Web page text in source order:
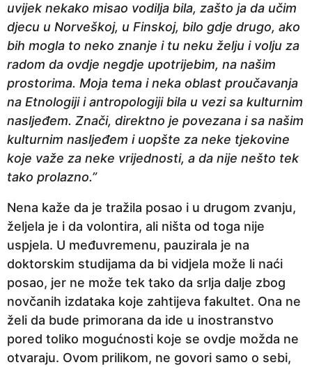
uvijek nekako misao vodilja bila, zašto ja da učim
djecu u Norveškoj, u Finskoj, bilo gdje drugo, ako
bih mogla to neko znanje i tu neku želju i volju za
radom da ovdje negdje upotrijebim, na našim
prostorima. Moja tema i neka oblast proučavanja
na Etnologiji i antropologiji bila u vezi sa kulturnim
nasljeđem. Znači, direktno je povezana i sa našim
kulturnim nasljeđem i uopšte za neke tjekovine
koje važe za neke vrijednosti, a da nije nešto tek
tako prolazno.”
Nena kaže da je tražila posao i u drugom zvanju,
željela je i da volontira, ali ništa od toga nije
uspjela. U međuvremenu, pauzirala je na
doktorskim studijama da bi vidjela može li naći
posao, jer ne može tek tako da srlja dalje zbog
novčanih izdataka koje zahtijeva fakultet. Ona ne
želi da bude primorana da ide u inostranstvo
pored toliko mogućnosti koje se ovdje možda ne
otvaraju. Ovom prilikom, ne govori samo o sebi,